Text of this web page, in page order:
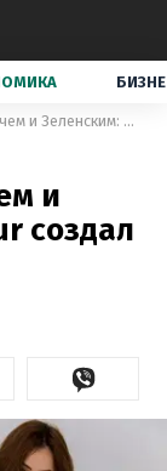
Футболка с Арестовичем и Зеленским: бренд Gepur создал патриотический мерч
и
создал